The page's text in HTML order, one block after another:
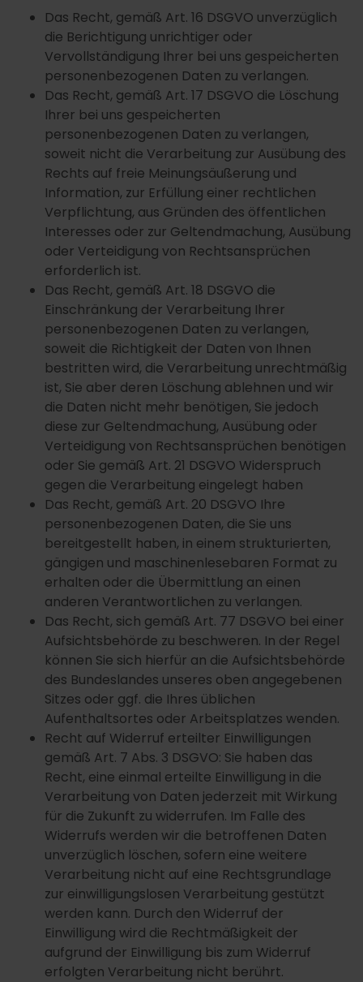
Das Recht, gemäß Art. 16 DSGVO unverzüglich
die Berichtigung unrichtiger oder
Vervollständigung Ihrer bei uns gespeicherten
personenbezogenen Daten zu verlangen.
Das Recht, gemäß Art. 17 DSGVO die Löschung
Ihrer bei uns gespeicherten
personenbezogenen Daten zu verlangen,
soweit nicht die Verarbeitung zur Ausübung des
Rechts auf freie Meinungsäußerung und
Information, zur Erfüllung einer rechtlichen
Verpflichtung, aus Gründen des öffentlichen
Interesses oder zur Geltendmachung, Ausübung
oder Verteidigung von Rechtsansprüchen
erforderlich ist.
Das Recht, gemäß Art. 18 DSGVO die
Einschränkung der Verarbeitung Ihrer
personenbezogenen Daten zu verlangen,
soweit die Richtigkeit der Daten von Ihnen
bestritten wird, die Verarbeitung unrechtmäßig
ist, Sie aber deren Löschung ablehnen und wir
die Daten nicht mehr benötigen, Sie jedoch
diese zur Geltendmachung, Ausübung oder
Verteidigung von Rechtsansprüchen benötigen
oder Sie gemäß Art. 21 DSGVO Widerspruch
gegen die Verarbeitung eingelegt haben
Das Recht, gemäß Art. 20 DSGVO Ihre
personenbezogenen Daten, die Sie uns
bereitgestellt haben, in einem strukturierten,
gängigen und maschinenlesebaren Format zu
erhalten oder die Übermittlung an einen
anderen Verantwortlichen zu verlangen.
Das Recht, sich gemäß Art. 77 DSGVO bei einer
Aufsichtsbehörde zu beschweren. In der Regel
können Sie sich hierfür an die Aufsichtsbehörde
des Bundeslandes unseres oben angegebenen
Sitzes oder ggf. die Ihres üblichen
Aufenthaltsortes oder Arbeitsplatzes wenden.
Recht auf Widerruf erteilter Einwilligungen
gemäß Art. 7 Abs. 3 DSGVO: Sie haben das
Recht, eine einmal erteilte Einwilligung in die
Verarbeitung von Daten jederzeit mit Wirkung
für die Zukunft zu widerrufen. Im Falle des
Widerrufs werden wir die betroffenen Daten
unverzüglich löschen, sofern eine weitere
Verarbeitung nicht auf eine Rechtsgrundlage
zur einwilligungslosen Verarbeitung gestützt
werden kann. Durch den Widerruf der
Einwilligung wird die Rechtmäßigkeit der
aufgrund der Einwilligung bis zum Widerruf
erfolgten Verarbeitung nicht berührt.